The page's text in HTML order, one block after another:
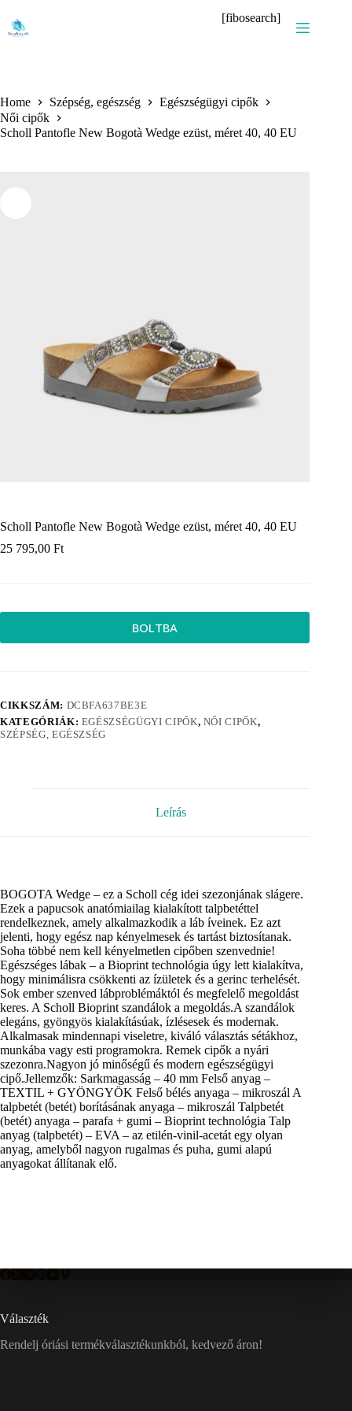
content
[fibosearch]
Home Szépség, egészség
Egészségügyi cipők
Női cipők
Scholl Pantofle New Bogotà Wedge ezüst, méret 40, 40 EU
Scholl Pantofle New Bogotà Wedge ezüst, méret 40, 40 EU
25 795,00 Ft
BOLTBA
CIKKSZÁM: DCBFA637BE3E
KATEGÓRIÁK: EGÉSZSÉGÜGYI CIPŐK, NŐI CIPŐK,
SZÉPSÉG, EGÉSZSÉG
Leírás
BOGOTA Wedge – ez a Scholl cég idei szezonjának slágere.
Ezek a papucsok anatómiailag kialakított talpbetéttel
rendelkeznek, amely alkalmazkodik a láb íveinek. Ez azt
jelenti, hogy egész nap kényelmesek és tartást biztosítanak.
Soha többé nem kell kényelmetlen cipőben szenvednie!
Egészséges lábak – a Bioprint technológia úgy lett kialakítva,
hogy minimálisra csökkenti az ízületek és a gerinc terhelését.
Sok ember szenved lábproblémáktól és megfelelő megoldást
keres. A Scholl Bioprint szandálok a megoldás.A szandálok
elegáns, gyöngyös kialakításúak, ízlésesek és modernak.
Alkalmasak mindennapi viseletre, kiváló választás sétákhoz,
munkába vagy esti programokra. Remek cipők a nyári
szezonra.Nagyon jó minőségű és modern egészségügyi
cipő.Jellemzők: Sarkmagasság – 40 mm Felső anyag –
TEXTIL + GYÖNGYÖK Felső bélés anyaga – mikroszál A
talpbetét (betét) borításának anyaga – mikroszál Talpbetét
(betét) anyaga – parafa + gumi – Bioprint technológia Talp
anyag (talpbetét) – EVA – az etilén-vinil-acetát egy olyan
anyag, amelyből nagyon rugalmas és puha, gumi alapú
anyagokat állítanak elő.
Választék
Rendelj óriási termékválasztékunkból, kedvező áron!